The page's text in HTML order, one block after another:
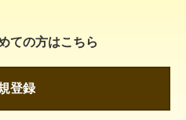
ての方はこちら
登録